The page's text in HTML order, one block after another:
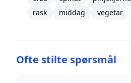
rask
middag vegetar
Ofte stilte spørsmål